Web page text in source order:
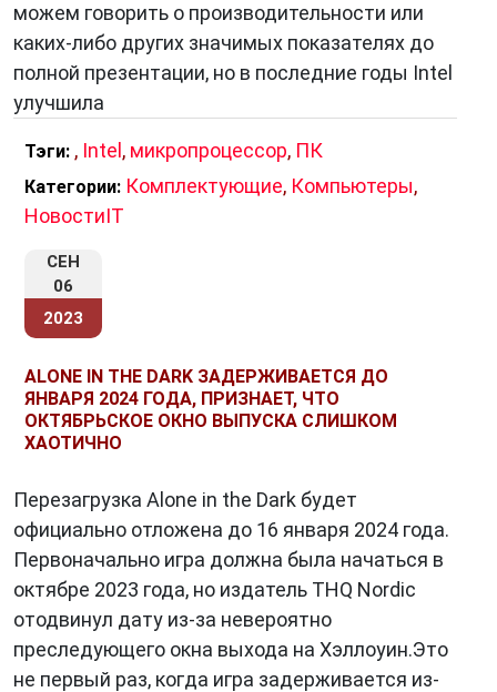
можем говорить о производительности или
каких-либо других значимых показателях до
полной презентации, но в последние годы Intel
улучшила
Тэги: , Intel , микропроцессор, ПК
Категории: Комплектующие, Компьютеры,
НовостиIT
СЕН
06
2023
ALONE IN THE DARK ЗАДЕРЖИВАЕТСЯ ДО
ЯНВАРЯ 2024 ГОДА, ПРИЗНАЕТ, ЧТО
ОКТЯБРЬСКОЕ ОКНО ВЫПУСКА СЛИШКОМ
ХАОТИЧНО
Перезагрузка Alone in the Dark будет
официально отложена до 16 января 2024 года.
Первоначально игра должна была начаться в
октябре 2023 года, но издатель THQ Nordic
отодвинул дату из-за невероятно
преследующего окна выхода на Хэллоуин.Это
не первый раз, когда игра задерживается из-